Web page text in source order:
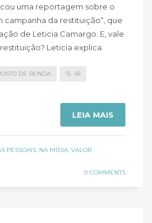
uma reportagem sobre o
campanha da restituição“, que
de Leticia Camargo. E, vale
Leticia explica
DE RENDA IR
LEIA MAIS
PESSOAIS, NA MÍDIA, VALOR
0 COMMENTS